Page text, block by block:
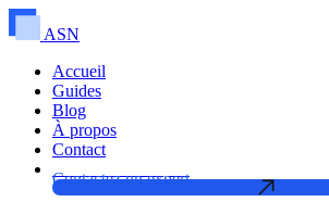
ASN
Accueil
Guides
Blog
À propos
Contact
Contactez un expert